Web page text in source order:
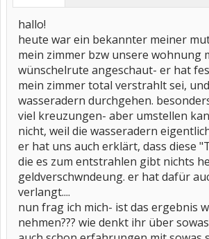
hallo!
heute war ein bekannter meiner
mein zimmer bzw unsere wohnung
wünschelrute angeschaut- er hat
mein zimmer total verstrahlt sei,
wasseradern durchgehen.
viel kreuzungen- aber umstellen
nicht, weil die wasseradern
er hat uns auch erklärt, dass diese
die es zum entstrahlen gibt nichts
geldverschwndeung. er hat dafür
verlangt....
nun frag ich mich- ist das ergebnis
nehmen??? wie denkt ihr über